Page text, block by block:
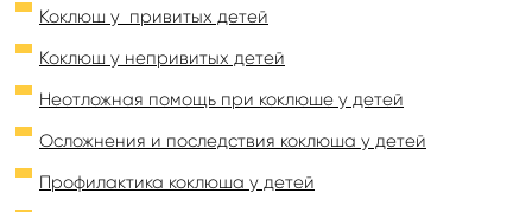
Коклюш у привитых детей
Коклюш у непривитых детей
Неотложная помощь при коклюше у детей
Осложнения и последствия коклюша у детей
Профилактика коклюша у детей